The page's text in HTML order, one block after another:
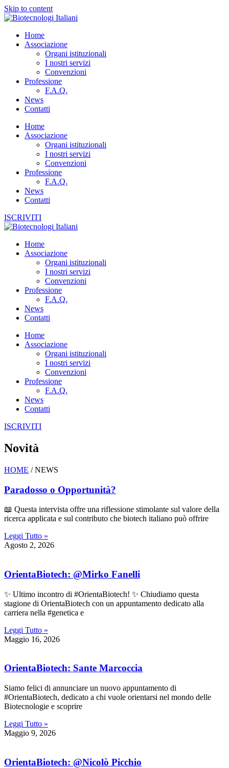
Skip to content
Home
Associazione
Organi istituzionali
I nostri servizi
Convenzioni
Professione
F.A.Q.
News
Contatti
Home
Associazione
Organi istituzionali
I nostri servizi
Convenzioni
Professione
F.A.Q.
News
Contatti
ISCRIVITI
Home
Associazione
Organi istituzionali
I nostri servizi
Convenzioni
Professione
F.A.Q.
News
Contatti
Home
Associazione
Organi istituzionali
I nostri servizi
Convenzioni
Professione
F.A.Q.
News
Contatti
ISCRIVITI
Novità
HOME / NEWS
Paradosso o Opportunità?
📖 Questa intervista offre una riflessione stimolante sul valore della
ricerca applicata e sul contributo che biotech italiano può offrire
Leggi Tutto »
Agosto 2, 2026
OrientaBiotech: @Mirko Fanelli
✨ Ultimo incontro di #OrientaBiotech! ✨ Chiudiamo questa
stagione di OrientaBiotech con un appuntamento dedicato alla
carriera nella #genetica e
Leggi Tutto »
Maggio 16, 2026
OrientaBiotech: Sante Marcoccia
Siamo felici di annunciare un nuovo appuntamento di
#OrientaBiotech, dedicato a chi vuole orientarsi nel mondo delle
Biotecnologie e scoprire
Leggi Tutto »
Maggio 9, 2026
OrientaBiotech: @Nicolò Picchio